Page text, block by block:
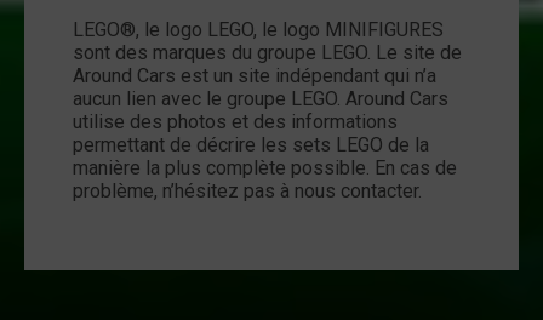
LEGO®, le logo LEGO, le logo MINIFIGURES
sont des marques du groupe LEGO. Le site de
Around Cars est un site indépendant qui n’a
aucun lien avec le groupe LEGO. Around Cars
utilise des photos et des informations
permettant de décrire les sets LEGO de la
manière la plus complète possible. En cas de
problème, n’hésitez pas à nous contacter.